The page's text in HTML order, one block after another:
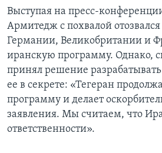
Выступая на пресс-
Армитедж с похвалой
Германии, Великобритании и
иранскую программу. Однако,
принял решение
ее в секрете: «Тегеран
программу и делает
заявления. Мы считаем, что
ответственности».